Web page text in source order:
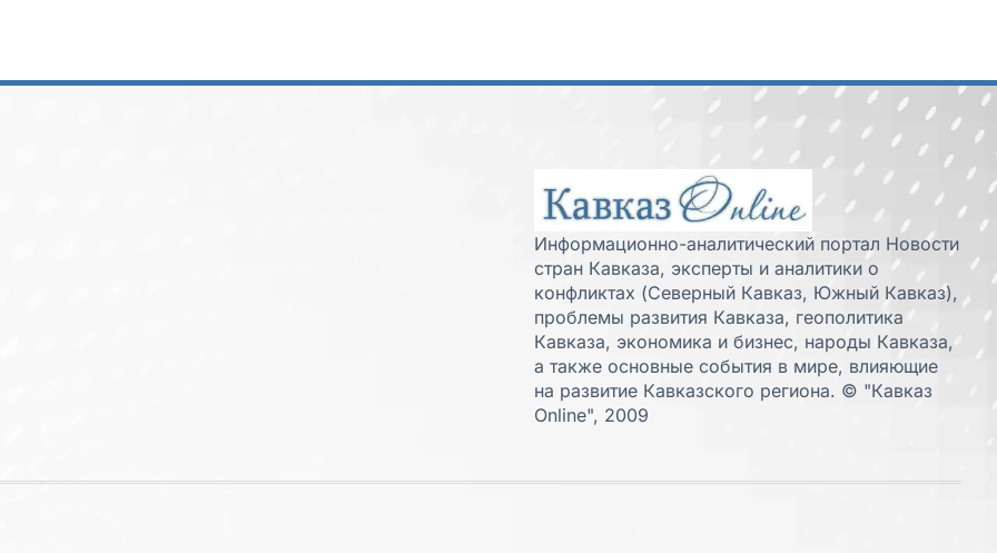
Информационно-аналитический портал Новости
стран Кавказа, эксперты и аналитики о
конфликтах (Северный Кавказ, Южный Кавказ),
проблемы развития Кавказа, геополитика
Кавказа, экономика и бизнес, народы Кавказа,
а также основные события в мире, влияющие
на развитие Кавказского региона. © "Кавказ
Online", 2009